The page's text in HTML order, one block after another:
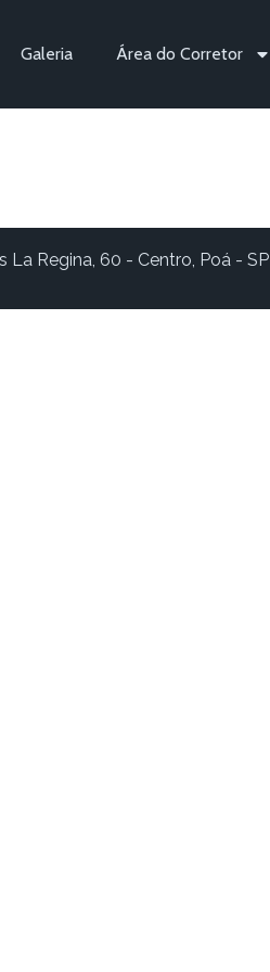
Galeria Área do Corretor
La Regina, 60 - Centro, Poá - SP